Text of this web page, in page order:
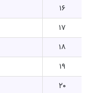
16
17
18
19
20